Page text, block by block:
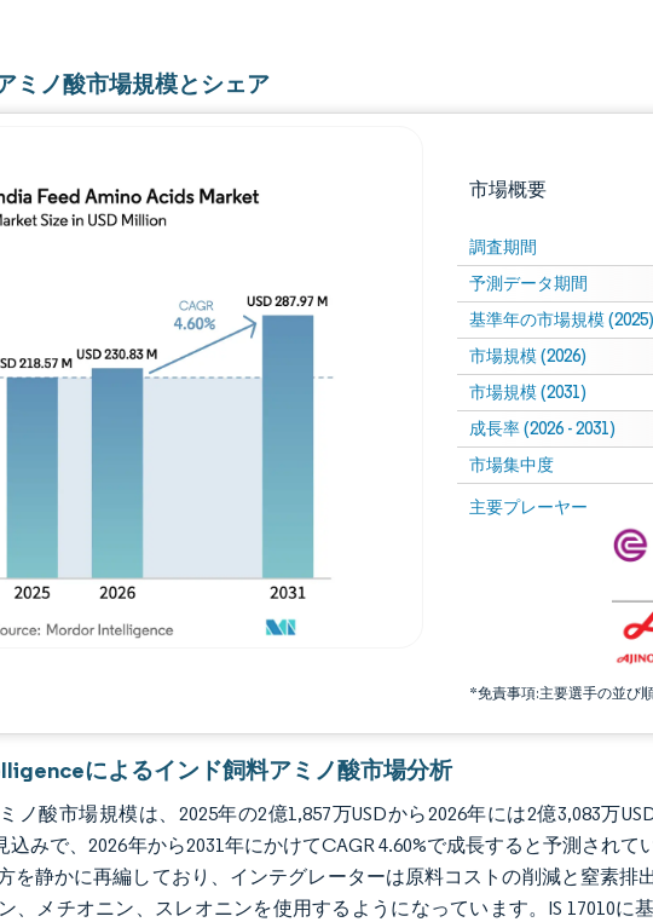
ミノ酸市場規模とシェア
市場概要
調査期間
予測データ期間
基準年の市場規模 (2025)
市場規模 (2026)
市場規模 (2031)
成長率 (2026 - 2031)
市場集中度
主要プレーヤー
*免責事項:主要選手の並び
画像 © Mordor Intelligence。
画像 © Mordor Intelligence。再利用にはCC BY 4.0の表示が必要です。
によるインド飼料アミノ酸市場分析
ノ酸市場規模は、2025年の2億1,857万USDから2026年には2億3,083万
込みで、2026年から2031年にかけてCAGR 4.60%で成長すると予測されて
を静かに再編しており、インテグレーターは原料コストの削減と窒素排
、メチオニン、スレオニンを使用するようになっています。IS 17010に